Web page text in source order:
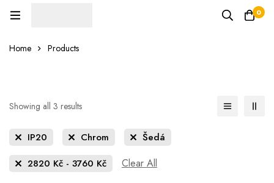
0
Home Products
Showing all 3 results
IP20 Chrom
Šedá
2820 Kč - 3760 Kč Clear All